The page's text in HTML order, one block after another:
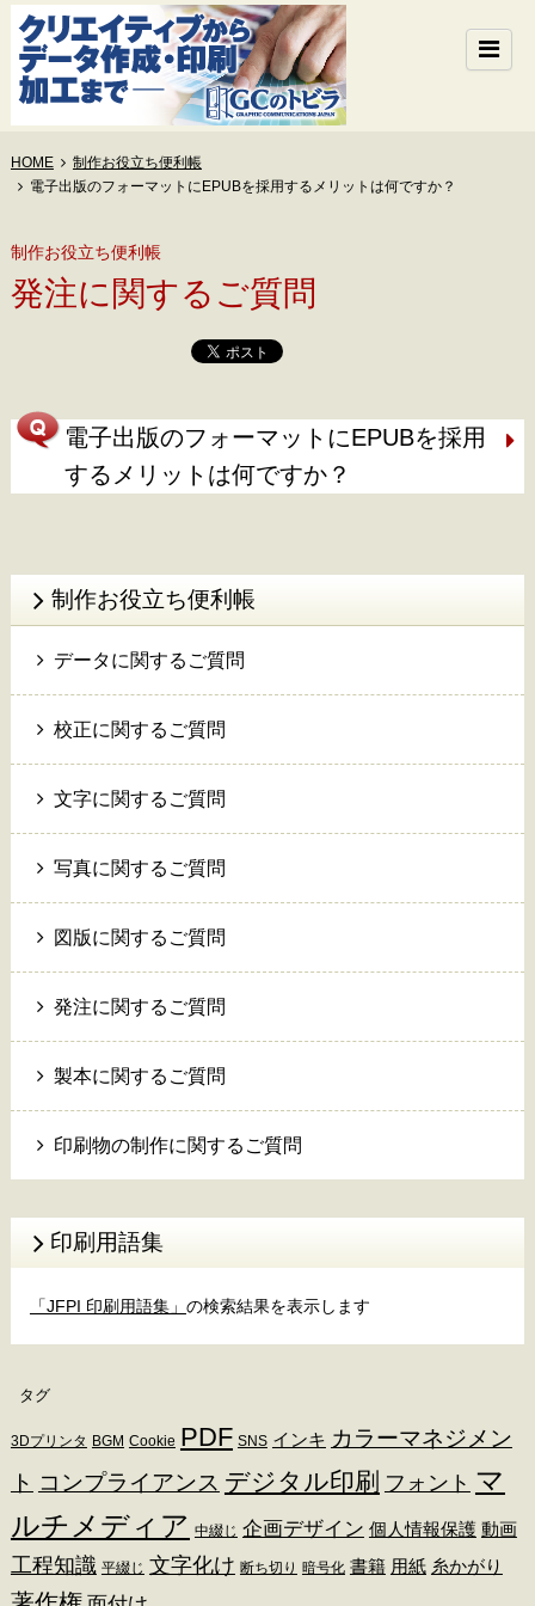
HOME
制作お役立ち便利帳
電子出版のフォーマットにEPUBを採用するメリットは何ですか？
制作お役立ち便利帳
発注に関するご質問
電子出版のフォーマットにEPUBを採用
するメリットは何ですか？
制作お役立ち便利帳
データに関するご質問
校正に関するご質問
文字に関するご質問
写真に関するご質問
図版に関するご質問
発注に関するご質問
製本に関するご質問
印刷物の制作に関するご質問
印刷用語集
「JFPI 印刷用語集」 の検索結果を表示します
タグ
3Dプリンタ BGM Cookie PDF SNS インキ カラーマネジメン
ト コンプライアンス デジタル印刷 フォント マ
ルチメディア 中綴じ 企画デザイン 個人情報保護 動画
工程知識 平綴じ 文字化け 断ち切り 暗号化 書籍 用紙 糸かがり